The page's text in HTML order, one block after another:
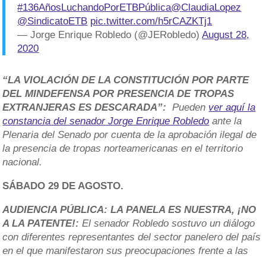
#136AñosLuchandoPorETBPública@ClaudiaLopez
@SindicatoETB pic.twitter.com/h5rCAZKTj1
— Jorge Enrique Robledo (@JERobledo)August 28,
2020
“LA VIOLACIÓN DE LA CONSTITUCIÓN POR PARTE
DEL MINDEFENSA POR PRESENCIA DE TROPAS
EXTRANJERAS ES DESCARADA”: Pueden ver aquí la
constancia del senador Jorge Enrique Robledo ante la
Plenaria del Senado por cuenta de la aprobación ilegal de
la presencia de tropas norteamericanas en el territorio
nacional.
SÁBADO 29 DE AGOSTO.
AUDIENCIA PÚBLICA: LA PANELA ES NUESTRA, ¡NO
A LA PATENTE!:El senador Robledo sostuvo un diálogo
con diferentes representantes del sector panelero del país
en el que manifestaron sus preocupaciones frente a las